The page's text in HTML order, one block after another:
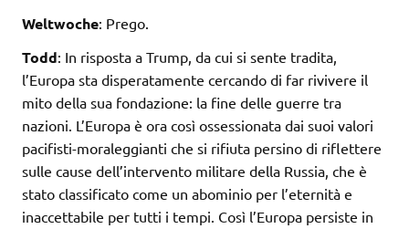
Weltwoche: Prego.
Todd: In risposta a Trump, da cui si sente tradita,
l’Europa sta disperatamente cercando di far rivivere il
mito della sua fondazione: la fine delle guerre tra
nazioni. L’Europa è ora così ossessionata dai suoi valori
pacifisti-moraleggianti che si rifiuta persino di riflettere
sulle cause dell’intervento militare della Russia, che è
stato classificato come un abominio per l’eternità e
inaccettabile per tutti i tempi. Così l’Europa persiste in